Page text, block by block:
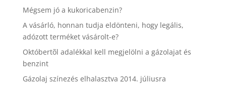
Mégsem jó a kukoricabenzin?
A vásárló, honnan tudja eldönteni, hogy legális,
adózott terméket vásárolt-e?
Októbertõl adalékkal kell megjelölni a gázolajat és
benzint
Gázolaj színezés elhalasztva 2014. júliusra